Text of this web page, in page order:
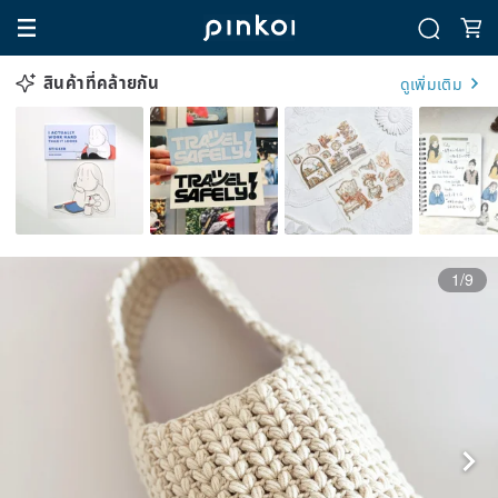
สินค้าที่คล้ายกัน ดูเพิ่มเติม
1/9